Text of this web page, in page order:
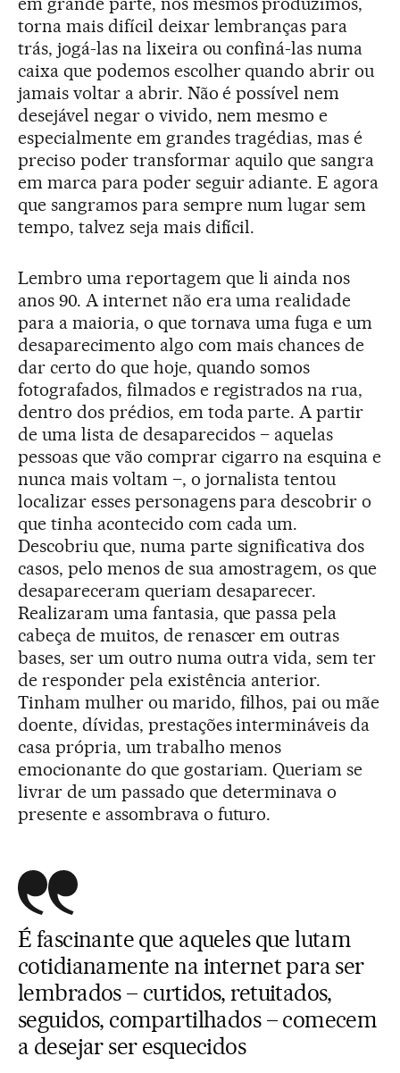
torna mais difícil deixar lembranças para
trás, jogá-las na lixeira ou confiná-las numa
caixa que podemos escolher quando abrir ou
jamais voltar a abrir. Não é possível nem
desejável negar o vivido, nem mesmo e
especialmente em grandes tragédias, mas é
preciso poder transformar aquilo que sangra
em marca para poder seguir adiante. E agora
que sangramos para sempre num lugar sem
tempo, talvez seja mais difícil.
Lembro uma reportagem que li ainda nos
anos 90. A internet não era uma realidade
para a maioria, o que tornava uma fuga e um
desaparecimento algo com mais chances de
dar certo do que hoje, quando somos
fotografados, filmados e registrados na rua,
dentro dos prédios, em toda parte. A partir
de uma lista de desaparecidos – aquelas
pessoas que vão comprar cigarro na esquina e
nunca mais voltam –, o jornalista tentou
localizar esses personagens para descobrir o
que tinha acontecido com cada um.
Descobriu que, numa parte significativa dos
casos, pelo menos de sua amostragem, os que
desapareceram queriam desaparecer.
Realizaram uma fantasia, que passa pela
cabeça de muitos, de renascer em outras
bases, ser um outro numa outra vida, sem ter
de responder pela existência anterior.
Tinham mulher ou marido, filhos, pai ou mãe
doente, dívidas, prestações intermináveis da
casa própria, um trabalho menos
emocionante do que gostariam. Queriam se
livrar de um passado que determinava o
presente e assombrava o futuro.
É fascinante que aqueles que lutam
cotidianamente na internet para ser
lembrados – curtidos, retuitados,
seguidos, compartilhados – comecem
a desejar ser esquecidos